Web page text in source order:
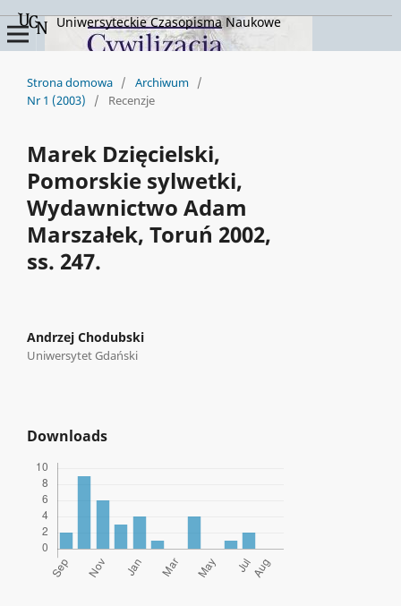
Uniwersyteckie Czasopisma Naukowe
Strona domowa / Archiwum /
Nr 1 (2003)
/ Recenzje
Marek Dzięcielski,
Pomorskie sylwetki,
Wydawnictwo Adam
Marszałek, Toruń 2002,
ss. 247.
Andrzej Chodubski
Uniwersytet Gdański
Downloads